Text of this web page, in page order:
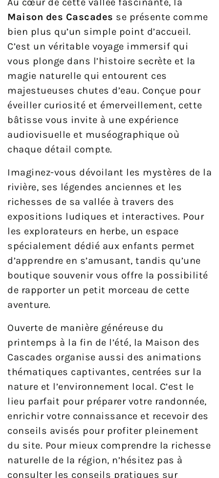
Au cœur de cette vallée fascinante, la
Maison des Cascades se présente comme
bien plus qu’un simple point d’accueil.
C’est un véritable voyage immersif qui
vous plonge dans l’histoire secrète et la
magie naturelle qui entourent ces
majestueuses chutes d’eau. Conçue pour
éveiller curiosité et émerveillement, cette
bâtisse vous invite à une expérience
audiovisuelle et muséographique où
chaque détail compte.
Imaginez-vous dévoilant les mystères de la
rivière, ses légendes anciennes et les
richesses de sa vallée à travers des
expositions ludiques et interactives. Pour
les explorateurs en herbe, un espace
spécialement dédié aux enfants permet
d’apprendre en s’amusant, tandis qu’une
boutique souvenir vous offre la possibilité
de rapporter un petit morceau de cette
aventure.
Ouverte de manière généreuse du
printemps à la fin de l’été, la Maison des
Cascades organise aussi des animations
thématiques captivantes, centrées sur la
nature et l’environnement local. C’est le
lieu parfait pour préparer votre randonnée,
enrichir votre connaissance et recevoir des
conseils avisés pour profiter pleinement
du site. Pour mieux comprendre la richesse
naturelle de la région, n’hésitez pas à
consulter les conseils pratiques sur